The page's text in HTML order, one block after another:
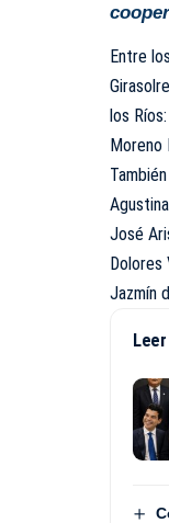
Entre
los
Moreno
José
Dolores
Jazmín
Leer